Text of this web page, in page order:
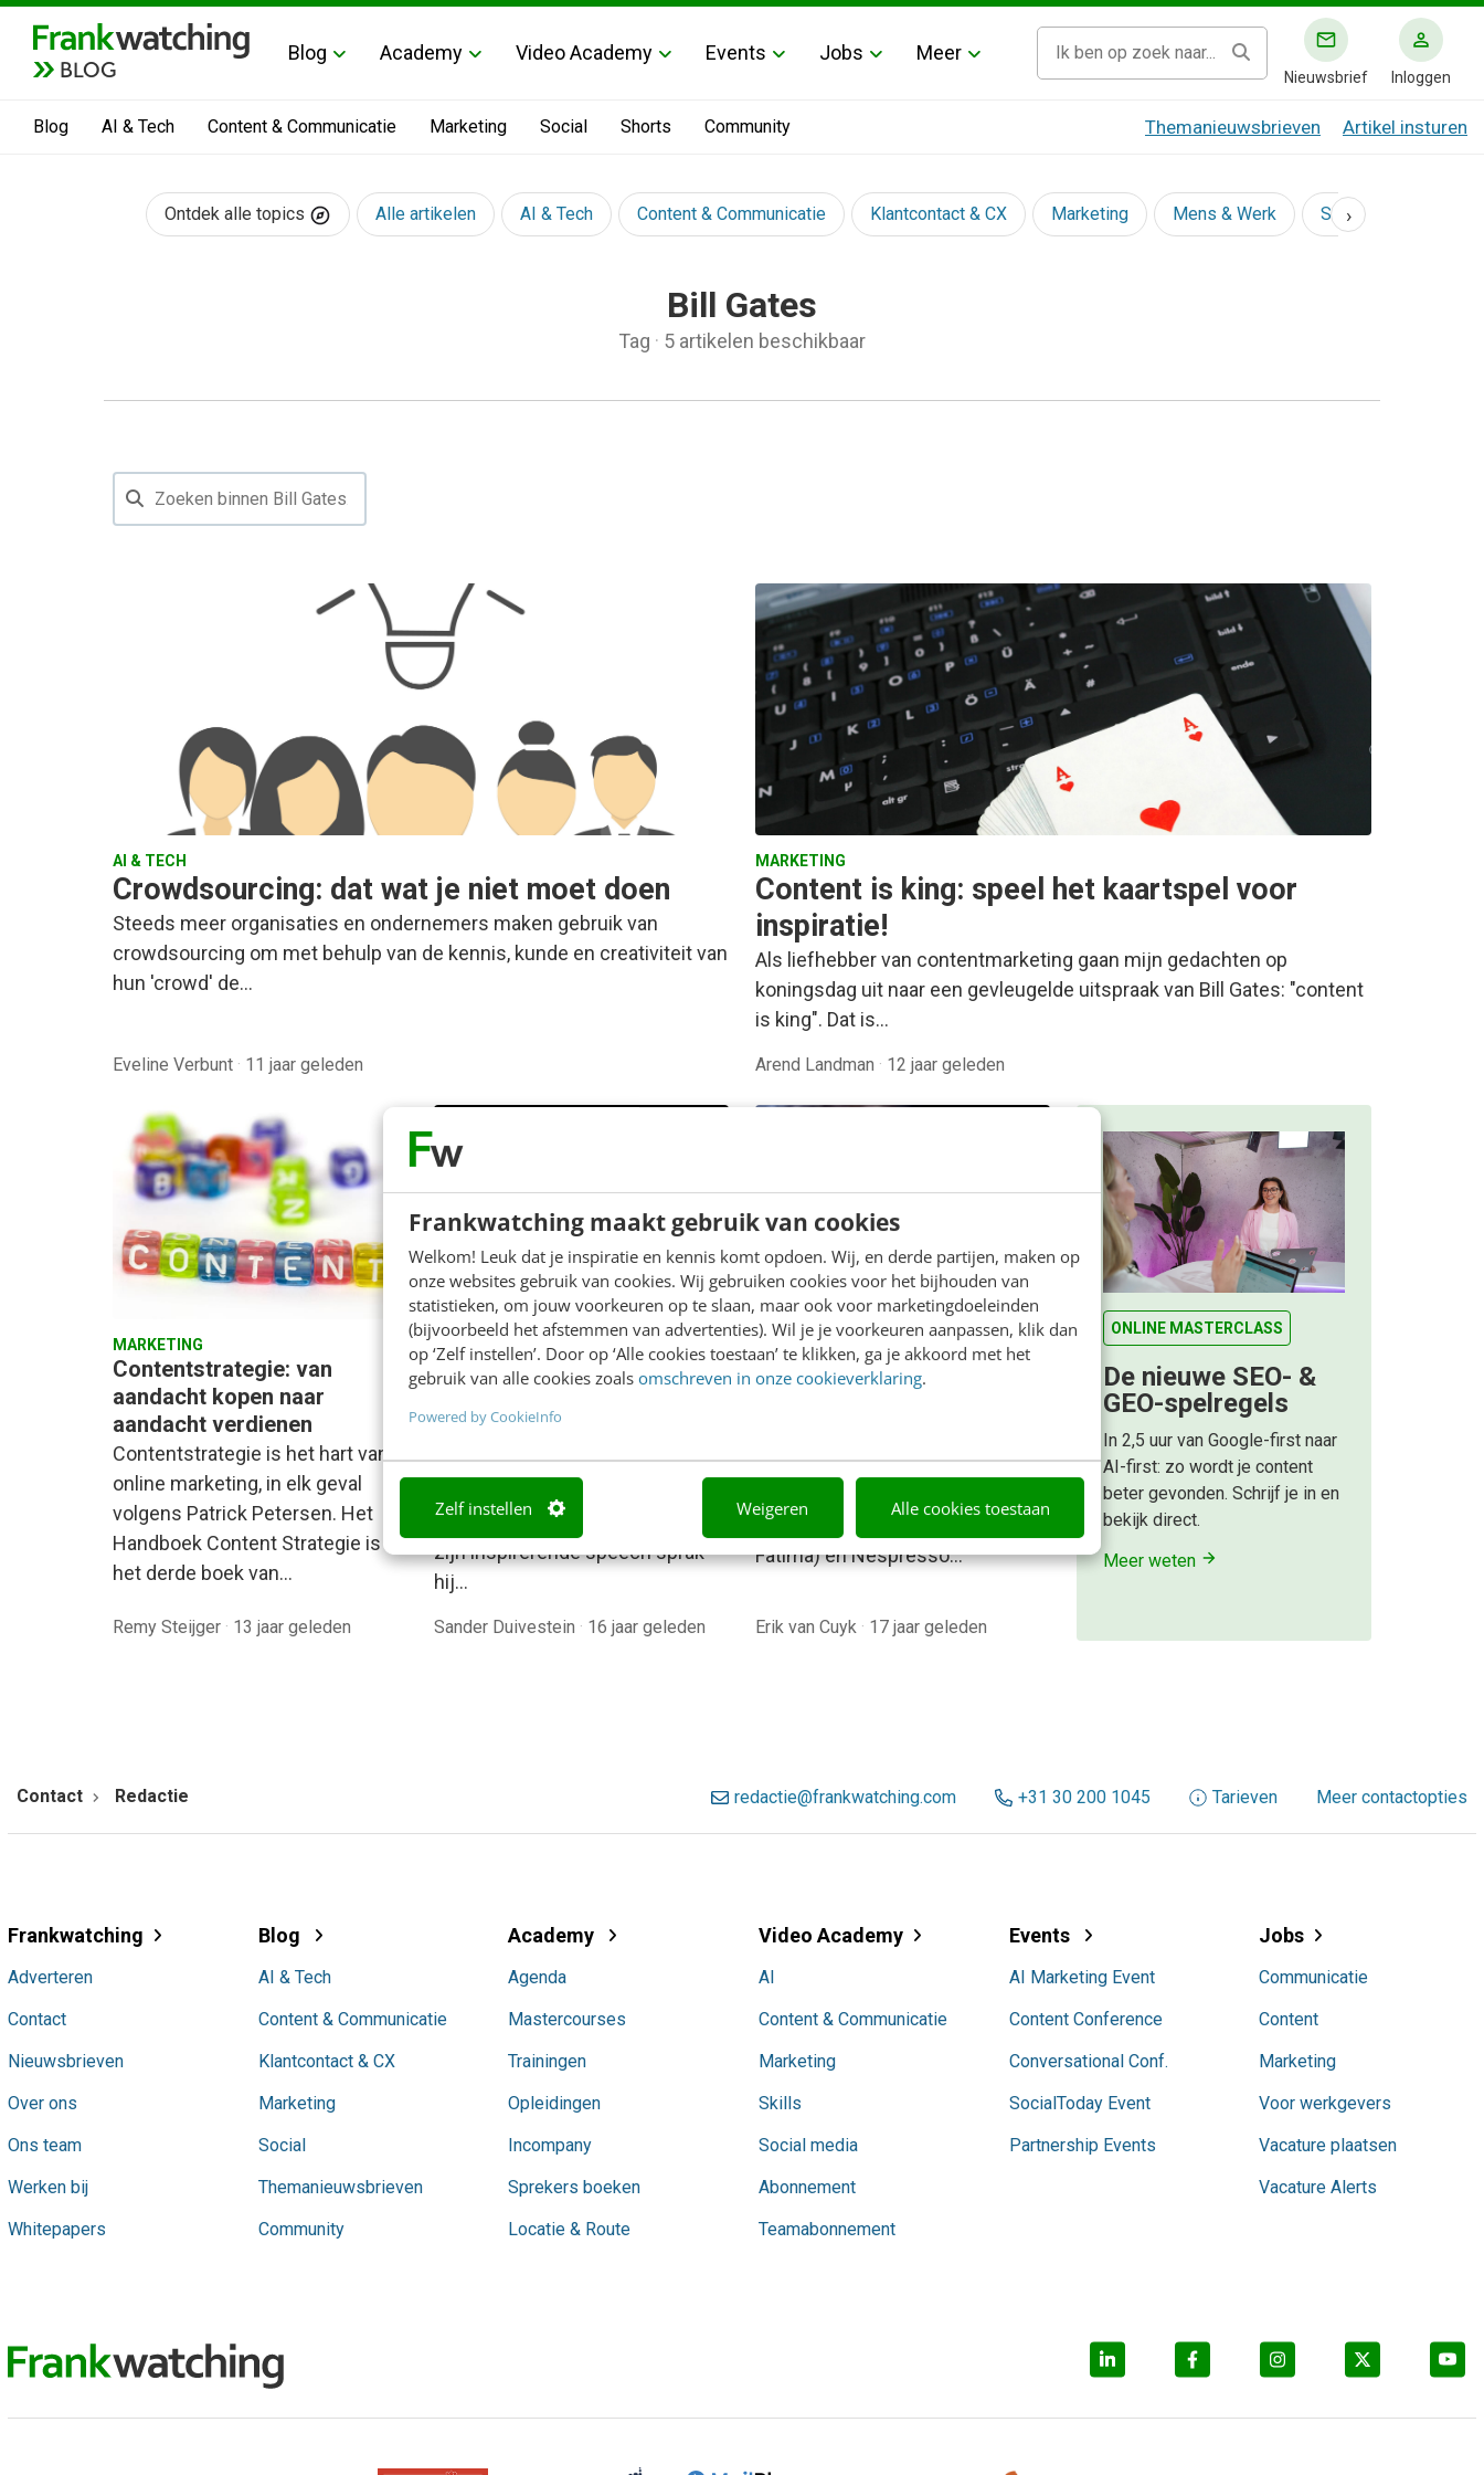
Frankwatching maakt gebruik van cookies
Welkom! Leuk dat je inspiratie en kennis komt opdoen. Wij, en derde partijen, maken op
onze websites gebruik van cookies. Wij gebruiken cookies voor het bijhouden van
statistieken, om jouw voorkeuren op te slaan, maar ook voor marketingdoeleinden
(bijvoorbeeld het afstemmen van advertenties). Wil je je voorkeuren aanpassen, klik dan
op ‘Zelf instellen’. Door op ‘Alle cookies toestaan’ te klikken, ga je akkoord met het
gebruik van alle cookies zoals omschreven in onze cookieverklaring.
Powered by CookieInfo
Zelf instellen Weigeren Alle cookies toestaan
BLOG
Blog Academy Video Academy Events Jobs Meer
Nieuwsbrief Inloggen
Blog AI & Tech Content & Communicatie Marketing Social Shorts Community Themanieuwsbrieven Artikel insturen
Ontdek alle topics Alle artikelen AI & Tech Content & Communicatie Klantcontact & CX Marketing Mens & Werk Social
›
Bill Gates
Tag · 5 artikelen beschikbaar
AI & TECH
Crowdsourcing: dat wat je niet moet doen
Steeds meer organisaties en ondernemers maken gebruik van
crowdsourcing om met behulp van de kennis, kunde en creativiteit van
hun 'crowd' de…
Eveline Verbunt · 11 jaar geleden
MARKETING
Content is king: speel het kaartspel voor
inspiratie!
Als liefhebber van contentmarketing gaan mijn gedachten op
koningsdag uit naar een gevleugelde uitspraak van Bill Gates: "content
is king". Dat is…
Arend Landman · 12 jaar geleden
MARKETING
Contentstrategie: van
aandacht kopen naar
aandacht verdienen
Contentstrategie is het hart van
online marketing, in elk geval
volgens Patrick Petersen. Het
Handboek Content Strategie is
het derde boek van…
Remy Steijger · 13 jaar geleden
AI & TECH
De Bill Gates formule:
Afgelopen vrijdag stond 's
werelds grootste filantroop,
het podium van TED. Gedurende
zijn inspirerende speech sprak
hij…
Sander Duivestein · 16 jaar geleden
MARKETING
werkt bij het positioneren van
als de Rabobank (Jochem en
Fatima) en Nespresso…
Erik van Cuyk · 17 jaar geleden
ONLINE MASTERCLASS
De nieuwe SEO- &
GEO-spelregels
In 2,5 uur van Google-first naar
AI-first: zo wordt je content
beter gevonden. Schrijf je in en
bekijk direct.
Meer weten
Contact Redactie redactie@frankwatching.com +31 30 200 1045 Tarieven Meer contactopties
Frankwatching
Adverteren
Contact
Nieuwsbrieven
Over ons
Ons team
Werken bij
Whitepapers
Blog
AI & Tech
Content & Communicatie
Klantcontact & CX
Marketing
Social
Themanieuwsbrieven
Community
Academy
Agenda
Mastercourses
Trainingen
Opleidingen
Incompany
Sprekers boeken
Locatie & Route
Video Academy
AI
Content & Communicatie
Marketing
Skills
Social media
Abonnement
Teamabonnement
Events
AI Marketing Event
Content Conference
Conversational Conf.
SocialToday Event
Partnership Events
Jobs
Communicatie
Content
Marketing
Voor werkgevers
Vacature plaatsen
Vacature Alerts